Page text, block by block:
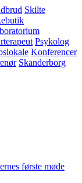
Skilte
Psykolog
Konferencer
Skanderborg
første møde